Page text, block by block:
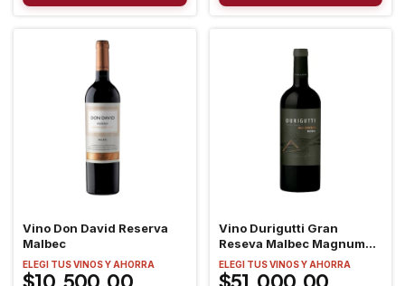
Vino Don David Reserva
Malbec
ELEGI TUS VINOS Y AHORRA
$10.500,00
Vino Durigutti Gran
Reseva Malbec Magnum
1,5lt 2022
ELEGI TUS VINOS Y AHORRA
$51.000,00